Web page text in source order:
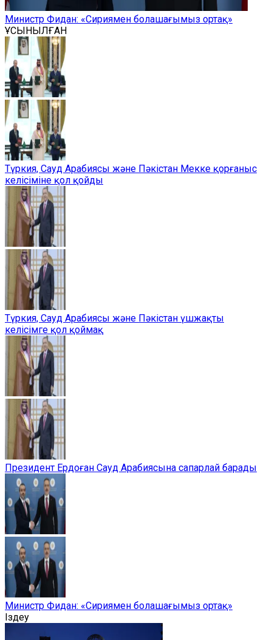
Министр Фидан: «Сириямен болашағымыз ортақ»
ҰСЫНЫЛҒАН
Түркия, Сауд Арабиясы және Пәкістан Мекке қорғаныс
келісіміне қол қойды
Түркия, Сауд Арабиясы және Пәкістан үшжақты
келісімге қол қоймақ
Президент Ердоған Сауд Арабиясына сапарлай барады
Министр Фидан: «Сириямен болашағымыз ортақ»
Іздеу